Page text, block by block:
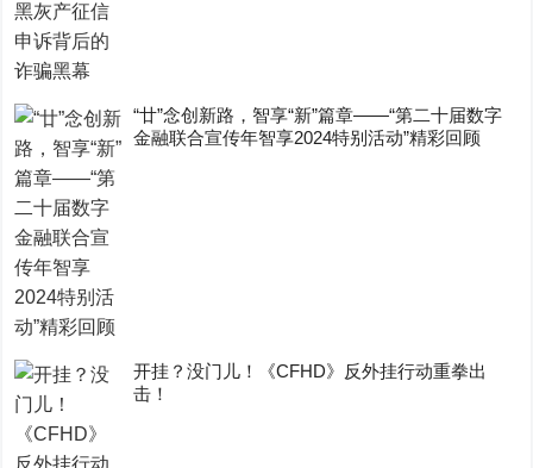
“廿”念创新路，智享“新”篇章——“第二十届数字
金融联合宣传年智享2024特别活动”精彩回顾
开挂？没门儿！《CFHD》反外挂行动重拳出
击！